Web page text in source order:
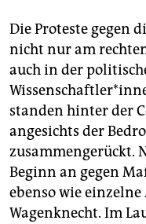
Die Proteste gegen
nicht nur am
auch in der
standen hinter der
angesichts der
zusammengerückt.
Beginn an gegen
ebenso wie einzelne
Wagenknecht. Im